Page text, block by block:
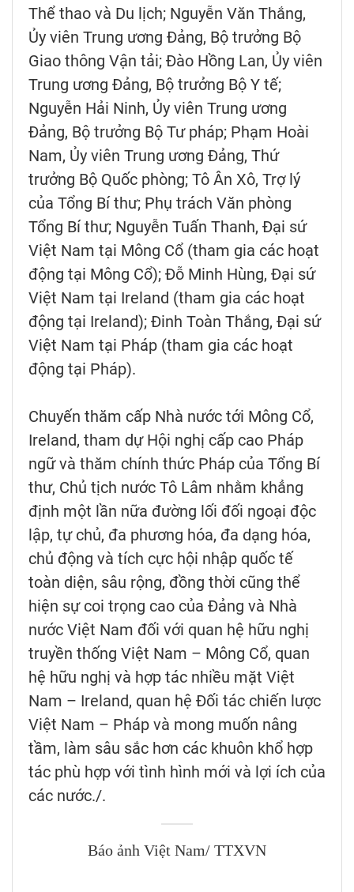
Thể thao và Du lịch; Nguyễn Văn Thắng,
Ủy viên Trung ương Đảng, Bộ trưởng Bộ
Giao thông Vận tải; Đào Hồng Lan, Ủy viên
Trung ương Đảng, Bộ trưởng Bộ Y tế;
Nguyễn Hải Ninh, Ủy viên Trung ương
Đảng, Bộ trưởng Bộ Tư pháp; Phạm Hoài
Nam, Ủy viên Trung ương Đảng, Thứ
trưởng Bộ Quốc phòng; Tô Ân Xô, Trợ lý
của Tổng Bí thư; Phụ trách Văn phòng
Tổng Bí thư; Nguyễn Tuấn Thanh, Đại sứ
Việt Nam tại Mông Cổ (tham gia các hoạt
động tại Mông Cổ); Đỗ Minh Hùng, Đại sứ
Việt Nam tại Ireland (tham gia các hoạt
động tại Ireland); Đinh Toàn Thắng, Đại sứ
Việt Nam tại Pháp (tham gia các hoạt
động tại Pháp).
Chuyến thăm cấp Nhà nước tới Mông Cổ,
Ireland, tham dự Hội nghị cấp cao Pháp
ngữ và thăm chính thức Pháp của Tổng Bí
thư, Chủ tịch nước Tô Lâm nhằm khẳng
định một lần nữa đường lối đối ngoại độc
lập, tự chủ, đa phương hóa, đa dạng hóa,
chủ động và tích cực hội nhập quốc tế
toàn diện, sâu rộng, đồng thời cũng thể
hiện sự coi trọng cao của Đảng và Nhà
nước Việt Nam đối với quan hệ hữu nghị
truyền thống Việt Nam – Mông Cổ, quan
hệ hữu nghị và hợp tác nhiều mặt Việt
Nam – Ireland, quan hệ Đối tác chiến lược
Việt Nam – Pháp và mong muốn nâng
tầm, làm sâu sắc hơn các khuôn khổ hợp
tác phù hợp với tình hình mới và lợi ích của
các nước./.
Báo ảnh Việt Nam/ TTXVN